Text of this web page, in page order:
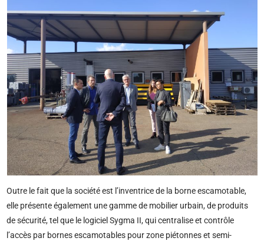
Outre le fait que la société est l’inventrice de la borne escamotable,
elle présente également une gamme de mobilier urbain, de produits
de sécurité, tel que le logiciel Sygma II, qui centralise et contrôle
l’accès par bornes escamotables pour zone piétonnes et semi-